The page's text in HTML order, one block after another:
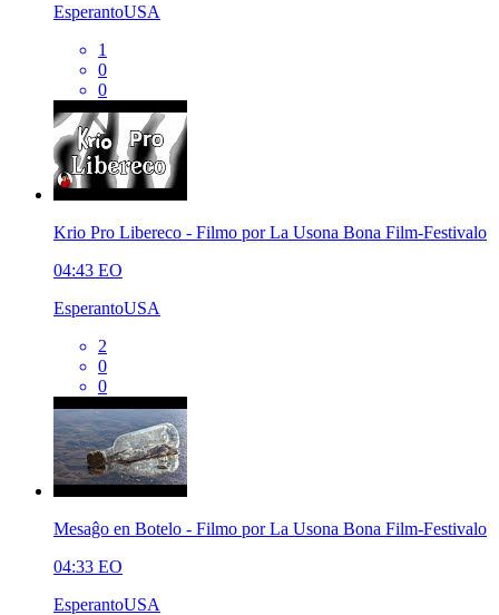
EsperantoUSA
1
0
0
Krio Pro Libereco - Filmo por La Usona Bona Film-Festivalo
04:43 EO
EsperantoUSA
2
0
0
Mesaĝo en Botelo - Filmo por La Usona Bona Film-Festivalo
04:33 EO
EsperantoUSA